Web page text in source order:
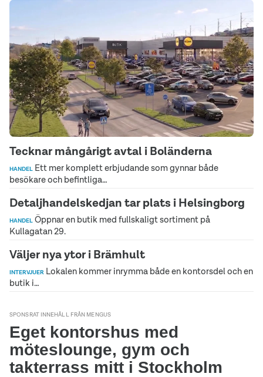
Tecknar mångårigt avtal i Boländerna
HANDEL Ett mer komplett erbjudande som gynnar både
besökare och befintliga…
Detaljhandelskedjan tar plats i Helsingborg
HANDEL Öppnar en butik med fullskaligt sortiment på
Kullagatan 29.
Väljer nya ytor i Brämhult
INTERVJUER Lokalen kommer inrymma både en kontorsdel och en
butik i…
SPONSRAT INNEHÅLL FRÅN MENGUS
Eget kontorshus med
möteslounge, gym och
takterrass mitt i Stockholm